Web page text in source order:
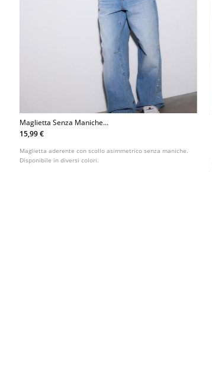
Maglietta Senza Maniche
Multiposizione
15,99 €
Maglietta aderente con scollo asimmetrico senza maniche.
Disponibile in diversi colori.